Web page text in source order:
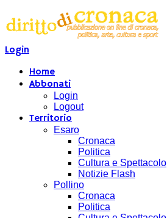
Login
Home
Abbonati
Login
Logout
Territorio
Esaro
Cronaca
Politica
Cultura e Spettacolo
Notizie Flash
Pollino
Cronaca
Politica